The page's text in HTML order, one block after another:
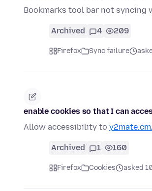
Bookmarks tool bar not syncing
Archived 4 209
Firefox Sync failure
enable cookies so that I can
Allow accessibility to
Archived 1 160
Firefox Cookies asked